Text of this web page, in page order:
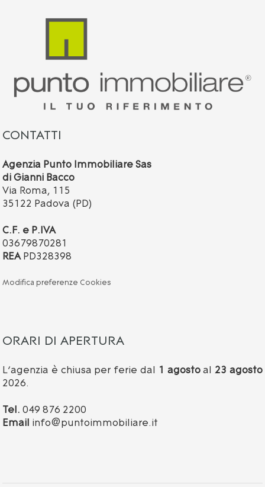
CONTATTI
Agenzia Punto Immobiliare Sas
di Gianni Bacco
Via Roma, 115
35122 Padova (PD)
C.F. e P.IVA
03679870281
REA PD328398
Modifica preferenze Cookies
ORARI DI APERTURA
L’agenzia è chiusa per ferie dal 1 agostoal23 agosto
2026.
Tel. 049 876 2200
Email info@puntoimmobiliare.it